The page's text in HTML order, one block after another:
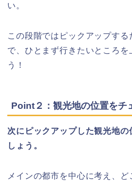
い。
この段階ではピックアップす
で、ひとまず行きたいところを
う！
Point２：観光地の位置をチ
次にピックアップした観光地の
しょう。
メインの都市を中心に考え、ど